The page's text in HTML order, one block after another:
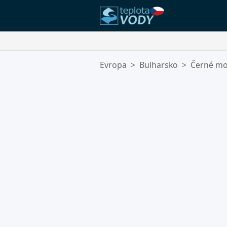
Vaše Oblíbené Lokality:
Evropa > Bulharsko > Černé